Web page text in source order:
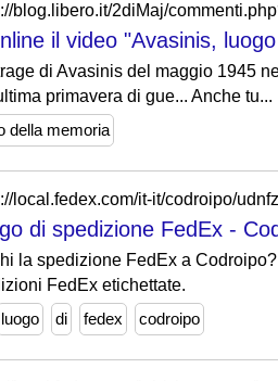
blog.libero.it/2diMaj/
il video "Avasinis,
di Avasinis del maggio 1945
primavera di gue... Anche tu...
della memoria
local.fedex.com/it-it/codroipo/udnfz
di spedizione FedEx -
la spedizione FedEx a
FedEx etichettate.
luogo di fedex codroipo